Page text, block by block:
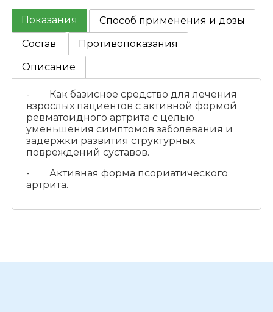
Показания
Способ применения и дозы
Состав
Противопоказания
Описание
- Как базисное средство для лечения
взрослых пациентов с активной формой
ревматоидного артрита с целью
уменьшения симптомов заболевания и
задержки развития структурных
повреждений суставов.
- Активная форма псориатического
артрита.